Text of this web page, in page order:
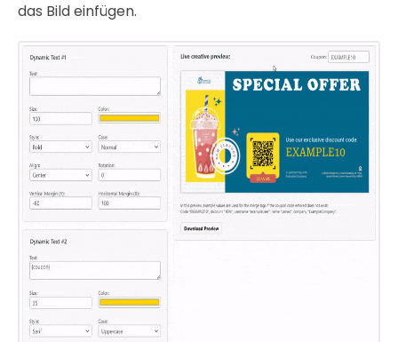
das Bild einfügen.